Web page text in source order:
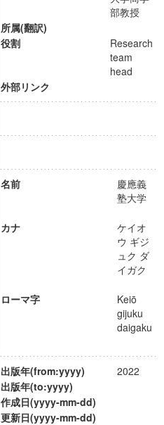
部教授
所属(翻訳)
役割
Research
team
head
外部リンク
名前
慶應義
塾大学
カナ
ケイオ
ウ ギジ
ュク ダ
イガク
ローマ字
Keiō
gijuku
daigaku
出版年(from:yyyy)
2022
出版年(to:yyyy)
作成日(yyyy-mm-dd)
更新日(yyyy-mm-dd)